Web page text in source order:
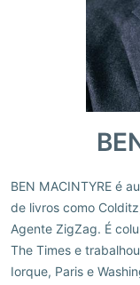
BEN MACINTYRE é
de livros como
Agente ZigZag. É
The Times e
Iorque, Paris e